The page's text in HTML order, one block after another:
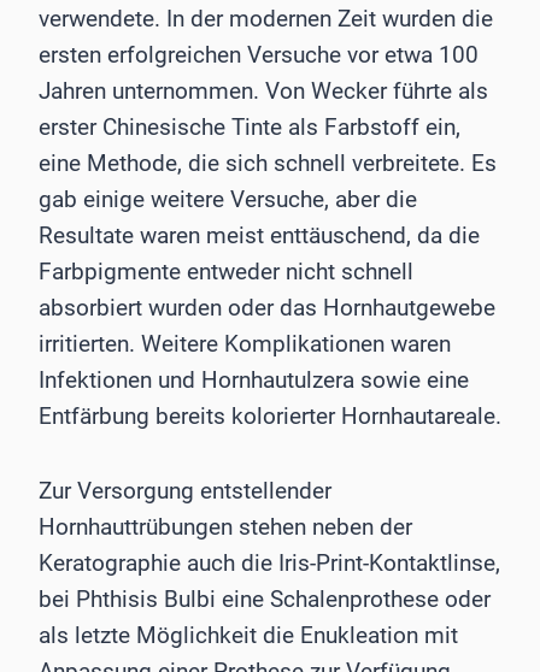
verwendete. In der modernen Zeit wurden die
ersten erfolgreichen Versuche vor etwa 100
Jahren unternommen. Von Wecker führte als
erster Chinesische Tinte als Farbstoff ein,
eine Methode, die sich schnell verbreitete. Es
gab einige weitere Versuche, aber die
Resultate waren meist enttäuschend, da die
Farbpigmente entweder nicht schnell
absorbiert wurden oder das Hornhautgewebe
irritierten. Weitere Komplikationen waren
Infektionen und Hornhautulzera sowie eine
Entfärbung bereits kolorierter Hornhautareale.
Zur Versorgung entstellender
Hornhauttrübungen stehen neben der
Keratographie auch die Iris-Print-Kontaktlinse,
bei Phthisis Bulbi eine Schalenprothese oder
als letzte Möglichkeit die Enukleation mit